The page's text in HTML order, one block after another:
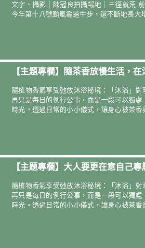
文字、攝影｜陳冠良拍攝場地｜三徑就荒
今年第十八號颱風龜速牛步，還不斷地長大
【主題專欄】隨茶香放慢生活，在
隨植物香氣享受弛放沐浴秘境：「沐浴」
再只是每日的例行公事，而是一段可以獨處
時光。透過日常的小小儀式，讓身心被茶香
【主題專欄】大人要更在意自己專
隨植物香氣享受弛放沐浴秘境：「沐浴」
再只是每日的例行公事，而是一段可以獨處
時光。透過日常的小小儀式，讓身心被茶香